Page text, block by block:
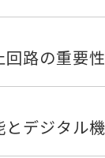
路の重要
デジタル